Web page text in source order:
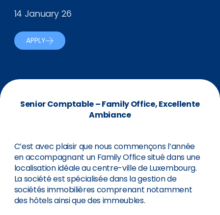
14 January 26
APPLY
Senior Comptable – Family Office, Excellente
Ambiance
C’est avec plaisir que nous commençons l’année
en accompagnant un Family Office situé dans une
localisation idéale au centre-ville de Luxembourg.
La société est spécialisée dans la gestion de
sociétés immobilières comprenant notamment
des hôtels ainsi que des immeubles.